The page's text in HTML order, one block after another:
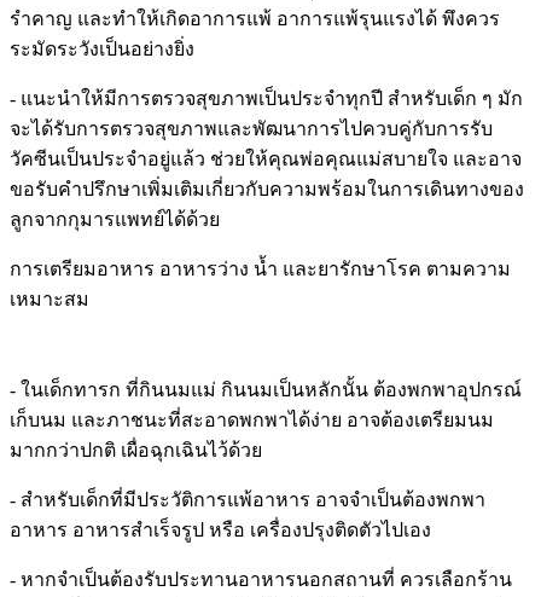
รำคาญ และทำให้เกิดอาการแพ้ อาการแพ้รุนแรงได้ พึงควร
ระมัดระวังเป็นอย่างยิ่ง
- แนะนำให้มีการตรวจสุขภาพเป็นประจำทุกปี สำหรับเด็ก ๆ มัก
จะได้รับการตรวจสุขภาพและพัฒนาการไปควบคู่กับการรับ
วัคซีนเป็นประจำอยู่แล้ว ช่วยให้คุณพ่อคุณแม่สบายใจ และอาจ
ขอรับคำปรึกษาเพิ่มเติมเกี่ยวกับความพร้อมในการเดินทางของ
ลูกจากกุมารแพทย์ได้ด้วย
การเตรียมอาหาร อาหารว่าง น้ำ และยารักษาโรค ตามความ
เหมาะสม
- ในเด็กทารก ที่กินนมแม่ กินนมเป็นหลักนั้น ต้องพกพาอุปกรณ์
เก็บนม และภาชนะที่สะอาดพกพาได้ง่าย อาจต้องเตรียมนม
มากกว่าปกติ เผื่อฉุกเฉินไว้ด้วย
- สำหรับเด็กที่มีประวัติการแพ้อาหาร อาจจำเป็นต้องพกพา
อาหาร อาหารสำเร็จรูป หรือ เครื่องปรุงติดตัวไปเอง
- หากจำเป็นต้องรับประทานอาหารนอกสถานที่ ควรเลือกร้าน